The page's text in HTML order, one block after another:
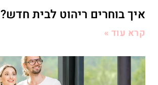
איך בוחרים ריהוט לבית חדש?
קרא עוד »